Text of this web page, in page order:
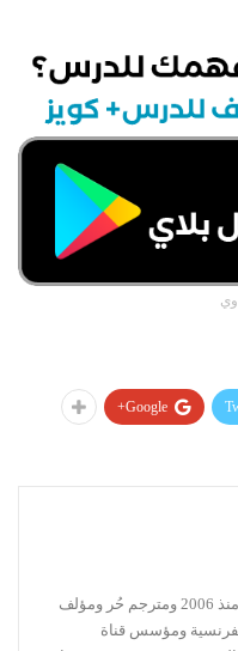
Google+
أستاذ اللغة الفرنسية منذ 2006 ومترجم حُر ومؤلف
ومؤسس قناة